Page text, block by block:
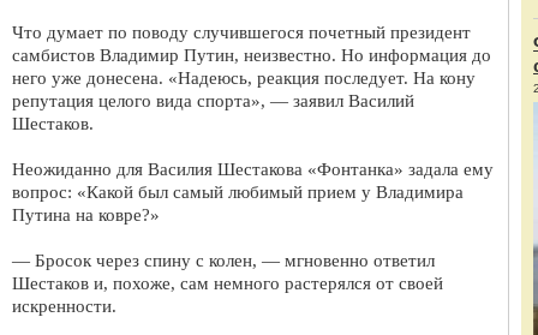
Что думает по поводу случившегося почетный президент
самбистов Владимир Путин, неизвестно. Но информация до
него уже донесена. «Надеюсь, реакция последует. На кону
репутация целого вида спорта», — заявил Василий
Шестаков.
Неожиданно для Василия Шестакова «Фонтанка» задала ему
вопрос: «Какой был самый любимый прием у Владимира
Путина на ковре?»
— Бросок через спину с колен, — мгновенно ответил
Шестаков и, похоже, сам немного растерялся от своей
искренности.